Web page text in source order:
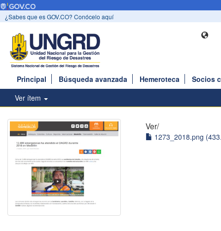
¿Sabes que es GOV.CO? Conócelo aquí
Principal Búsqueda avanzada Hemeroteca
Socios
Ver ítem
Ver/
1273_2018.png